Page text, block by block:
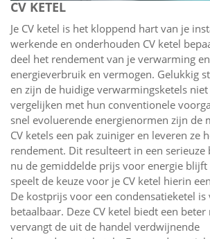
CV KETEL
Je CV ketel is het kloppend hart van je
werkende en onderhouden CV ketel
deel het rendement van je verwarming
energieverbruik en vermogen. Gelukkig
en zijn de huidige verwarmingsketels
vergelijken met hun conventionele
snel evoluerende energienormen zijn de
CV ketels een pak zuiniger en leveren ze
rendement. Dit resulteert in een serieuze
nu de gemiddelde prijs voor energie
speelt de keuze voor je CV ketel hierin
De kostprijs voor een condensatieketel is
betaalbaar. Deze CV ketel biedt een
vervangt de uit de handel verdwijnende